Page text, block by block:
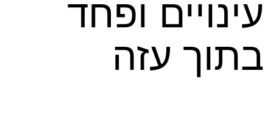
עינויים ופחד
בתוך עזה